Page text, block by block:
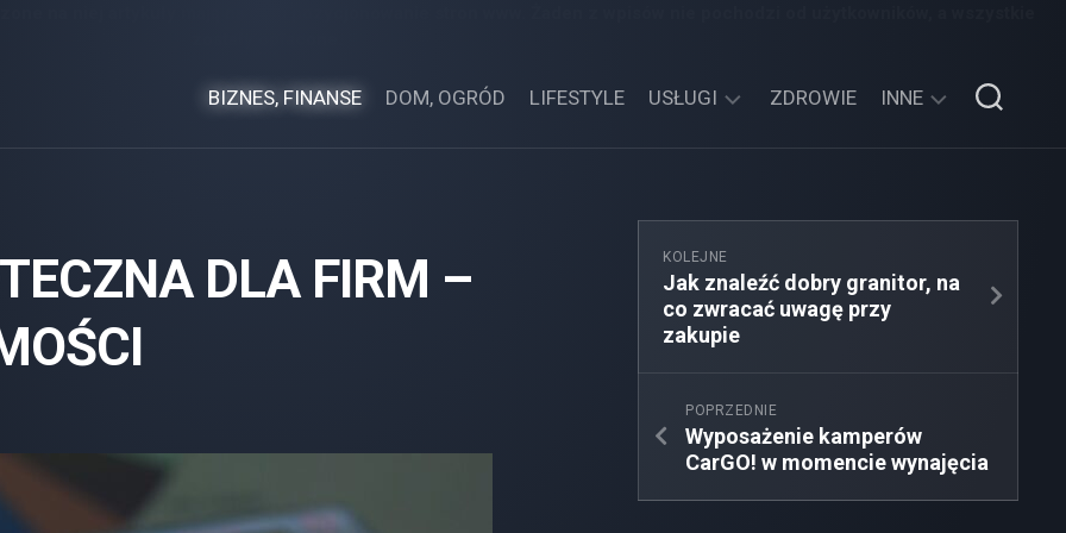
BIZNES, FINANSE DOM, OGRÓD LIFESTYLE USŁUGI ZDROWIE INNE
DLA FIRM –
KOLEJNE
Jak znaleźć dobry granitor, na
co zwracać uwagę przy
zakupie
POPRZEDNIE
Wyposażenie kamperów
CarGO! w momencie wynajęcia